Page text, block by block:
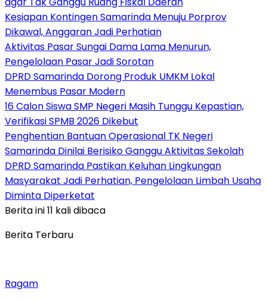
Kesiapan Kontingen Samarinda Menuju Porprov
Dikawal, Anggaran Jadi Perhatian
Aktivitas Pasar Sungai Dama Lama Menurun,
Pengelolaan Pasar Jadi Sorotan
DPRD Samarinda Dorong Produk UMKM Lokal
Menembus Pasar Modern
16 Calon Siswa SMP Negeri Masih Tunggu Kepastian,
Verifikasi SPMB 2026 Dikebut
Penghentian Bantuan Operasional TK Negeri
Samarinda Dinilai Berisiko Ganggu Aktivitas Sekolah
DPRD Samarinda Pastikan Keluhan Lingkungan
Masyarakat Jadi Perhatian, Pengelolaan Limbah Usaha
Diminta Diperketat
Berita ini 11 kali dibaca
Berita Terbaru
Ragam